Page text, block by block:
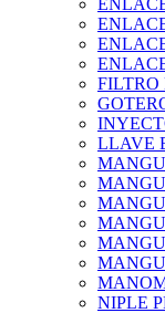
FILTRO
LLAVE
NIPLE